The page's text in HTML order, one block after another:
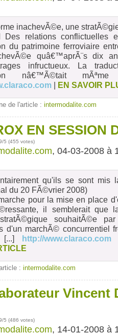
inachevÃ©e, une
Des relations conflictuelles
du patrimoine ferroviaire
quâ€™aprÃ¨s dix
infructueux. La
nâ€™Ã©tait
| EN SAVOIR
de l'article : intermodalite.com
EN SESSION
/5 (455 votes)
, 04-03-2008 à
qu'ils se sont mis
du 20 FÃ©vrier 2008)
pour la mise en place
il semblerait que
souhaitÃ©e
d'un marchÃ© concurrentiel
http://www.claraco.com
: intermodalite.com
Vincent
/5 (486 votes)
, 14-01-2008 à